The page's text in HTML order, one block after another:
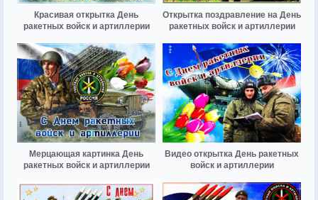
Красивая открытка День
ракетных войск и артиллерии
Открытка поздравление на День
ракетных войск и артиллерии
Мерцающая картинка День
ракетных войск и артиллерии
Видео открытка День ракетных
войск и артиллерии